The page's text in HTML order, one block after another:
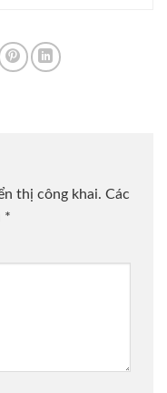
thị công khai. Các
*